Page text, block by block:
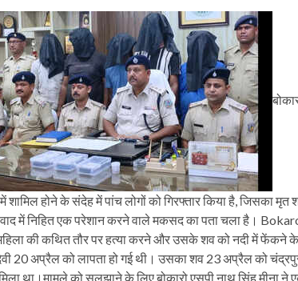
में शामिल होने के संदेह में पांच लोगों को गिरफ्तार किया है, जिसका
में निहित एक परेशान करने वाले मकसद का पता चला है।
की कथित तौर पर हत्या करने और उसके शव को नदी में फेंकने के
20 अप्रैल को लापता हो गई थी। उसका शव 23 अप्रैल को
था। मामले को सुलझाने के लिए बोकारो एसपी नाथू सिंह मीना